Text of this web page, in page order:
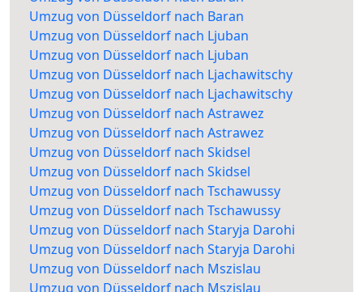
Umzug von Düsseldorf nach Baran
Umzug von Düsseldorf nach Ljuban
Umzug von Düsseldorf nach Ljuban
Umzug von Düsseldorf nach Ljachawitschy
Umzug von Düsseldorf nach Ljachawitschy
Umzug von Düsseldorf nach Astrawez
Umzug von Düsseldorf nach Astrawez
Umzug von Düsseldorf nach Skidsel
Umzug von Düsseldorf nach Skidsel
Umzug von Düsseldorf nach Tschawussy
Umzug von Düsseldorf nach Tschawussy
Umzug von Düsseldorf nach Staryja Darohi
Umzug von Düsseldorf nach Staryja Darohi
Umzug von Düsseldorf nach Mszislau
Umzug von Düsseldorf nach Mszislau